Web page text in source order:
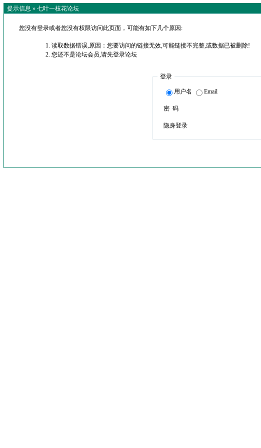
提示信息 » 七叶一枝花论坛
您没有登录或者您没有权限访问此页面，可能有如下几个原因:
读取数据错误,原因：您要访问的链接无效,可能链接不完整,或数据已被删除!
您还不是论坛会员,请先登录论坛
登录
用户名 Email
密 码
隐身登录